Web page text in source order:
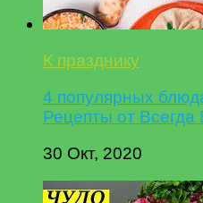
К празднику
4 популярных
Рецепты от Всегда
30 Окт, 2020